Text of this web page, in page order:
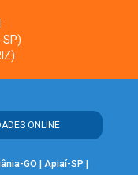
SP)
ONLINE
GO | Apiaí-SP |